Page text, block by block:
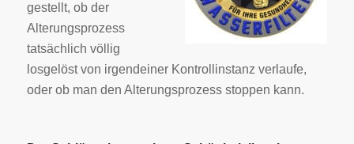
gestellt, ob der
Alterungsprozess
tatsächlich völlig
losgelöst von irgendeiner Kontrollinstanz verlaufe,
oder ob man den Alterungsprozess stoppen kann.